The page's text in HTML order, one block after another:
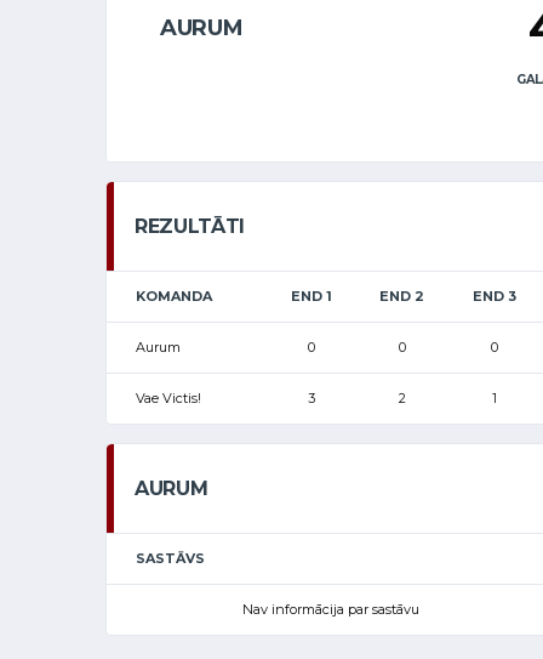
AURUM
REZULTĀTI
KOMANDA END 1 END 2 END 3
Aurum 0 0 0
Vae Victis! 3 2 1
AURUM
SASTĀVS
Nav informācija par sastāvu